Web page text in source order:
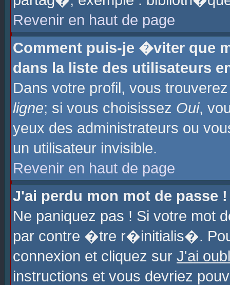
Revenir en haut de page
Comment puis-je �viter que
dans la liste des utilisateurs
Dans votre profil, vous
ligne; si vous choisissez Oui,
yeux des administrateurs ou
un utilisateur invisible.
Revenir en haut de page
J'ai perdu mon mot de passe !
Ne paniquez pas ! Si votre
par contre �tre r�initialis�.
connexion et cliquez sur J'ai
instructions et vous devriez